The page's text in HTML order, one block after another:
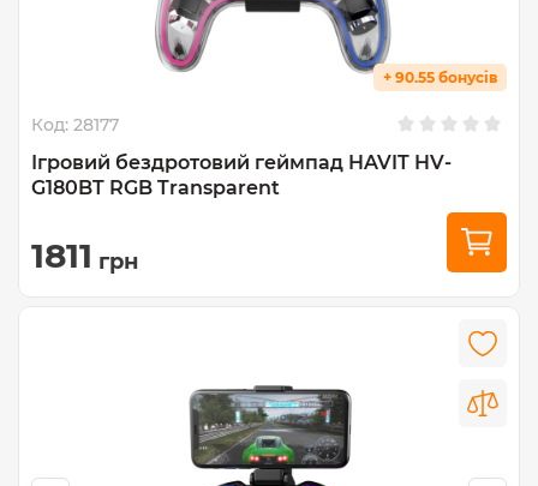
+ 90.55 бонусів
Код: 28177
Ігровий бездротовий геймпад HAVIT HV-
G180BT RGB Transparent
1811 грн